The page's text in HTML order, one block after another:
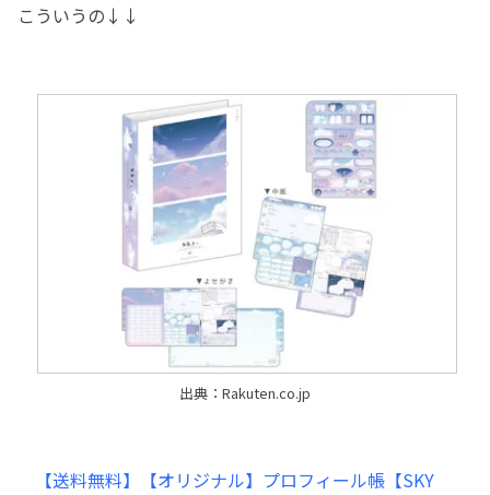
こういうの↓↓
出典：Rakuten.co.jp
【送料無料】【オリジナル】プロフィール帳【SKY